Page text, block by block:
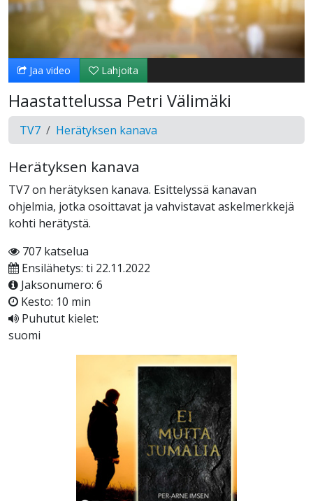
Video
Jaa video Lahjoita
Haastattelussa Petri Välimäki
TV7 Herätyksen kanava
Herätyksen kanava
TV7 on herätyksen kanava. Esittelyssä kanavan
ohjelmia, jotka osoittavat ja vahvistavat askelmerkkejä
kohti herätystä.
707 katselua
Ensilähetys: ti 22.11.2022
Jaksonumero: 6
Kesto: 10 min
Puhutut kielet:
suomi